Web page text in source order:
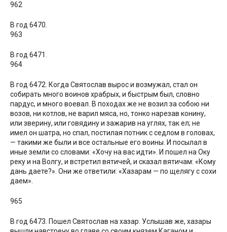
962
В год 6470.
963
В год 6471.
964
В год 6472. Когда Святослав вырос и возмужал, стал он
собирать много воинов храбрых, и быстрым был, словно
пардус, и много воевал. В походах же не возил за собою ни
возов, ни котлов, не варил мяса, но, тонко нарезав конину,
или зверину, или говядину и зажарив на углях, так ел; не
имел он шатра, но спал, постилая потник с седлом в головах,
— такими же были и все остальные его воины. И посылал в
иные земли со словами: «Хочу на вас идти». И пошел на Оку
реку и на Волгу, и встретил вятичей, и сказал вятичам: «Кому
дань даете?». Они же ответили: «Хазарам — по щелягу с сохи
даем».
965
В год 6473. Пошел Святослав на хазар. Услышав же, хазары